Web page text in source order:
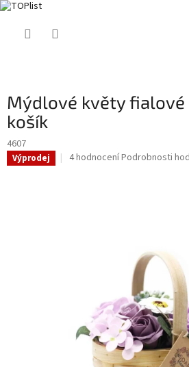
Mýdlové květy
košík
4607
Výprodej
Průměrné
4 hodnoceníPodrobnosti